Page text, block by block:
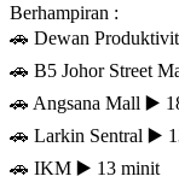
Berhampiran :
🚗 Dewan
🚗 B5 Johor Street
🚗 Angsana Mall ▶️
🚗 Larkin Sentral ▶️
🚗 IKM ▶️ 13 minit